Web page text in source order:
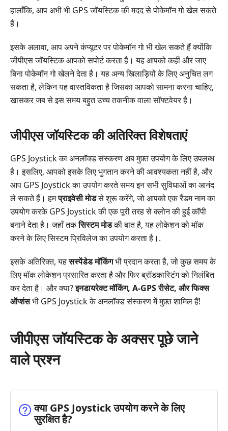
हालाँकि, आप अभी भी GPS जॉयस्टिक की मदद से पोकेमॉन गो खेल सकते
हैं।
इसके अलावा, आप अपने कंप्यूटर पर पोकेमॉन गो भी खेल सकते हैं क्योंकि
जीपीएस जॉयस्टिक आपको सपोर्ट करता है। यह आपको कहीं और जाए
बिना पोकेमॉन गो खेलने देता है। यह अन्य खिलाड़ियों के लिए अनुचित लग
सकता है, लेकिन यह वास्तविकता है जिसका आपको सामना करना चाहिए,
खासकर जब से इस समय बहुत उच्च तकनीक वाला सॉफ्टवेयर है।
जीपीएस जॉयस्टिक की अतिरिक्त विशेषताएं
GPS Joystick का अनलॉक्ड संस्करण अब मुफ़्त उपयोग के लिए उपलब्ध
है। इसलिए, आपको इसके लिए भुगतान करने की आवश्यकता नहीं है, और
आप GPS Joystick का उपयोग करते समय इन सभी सुविधाओं का आनंद
ले सकते हैं। हमप्राइवेसी मोडसे शुरू करेंगे, जो आपको एक रैंडम नाम का
उपयोग करके GPS Joystick की एक पूरी तरह से क्लोन की हुई कॉपी
बनाने देता है। जहाँ तकसिस्टम मोडकी बात है, यह लोकेशन को मॉक
करने के लिए सिस्टम प्रिविलेज का उपयोग करता है।.
इसके अतिरिक्त, यहसस्पेंडेड मॉकिंगभी प्रदान करता है, जो कुछ समय के
लिए मॉक लोकेशन प्रसारित करता है और फिर ब्रॉडकास्टिंग को निलंबित
कर देता है। और क्या?इनडायरेक्ट मॉकिंग, A-GPS रीसेट, और फिक्स
ऑप्शंसभी GPS Joystick के अनलॉक्ड संस्करण में मुफ़्त शामिल हैं!
जीपीएस जॉयस्टिक के अक्सर पूछे जाने
वाले प्रश्न
क्या GPS Joystick उपयोग करने के लिए
सुरक्षित है?